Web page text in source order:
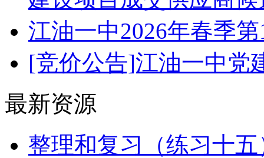
江油一中2026年春季
[竞价公告]江油一中党
最新资源
整理和复习（练习十五